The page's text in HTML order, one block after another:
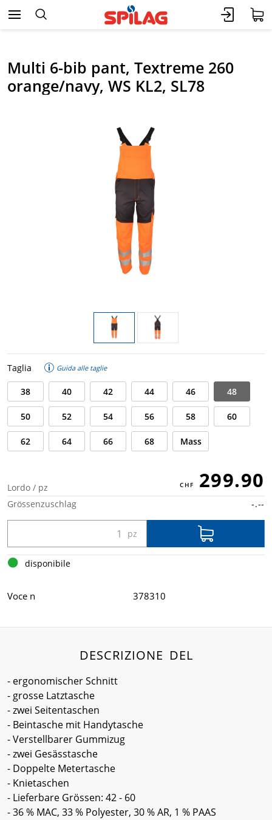
Multi 6-bib pant, Textreme 260
orange/navy, WS KL2, SL78
Taglia Guida alle taglie
38 40 42 44 46 48
50 52 54 56 58 60
62 64 66 68 Mass
Lordo / pz 299.90
Grössenzuschlag -.--
disponibile
Voce n 378310
DESCRIZIONE DEL
- ergonomischer Schnitt
- grosse Latztasche
- zwei Seitentaschen
- Beintasche mit Handytasche
- Verstellbarer Gummizug
- zwei Gesässtasche
- Doppelte Metertasche
- Knietaschen
- Lieferbare Grössen: 42 - 60
- 36 % MAC, 33 % Polyester, 30 % AR, 1 % PAAS